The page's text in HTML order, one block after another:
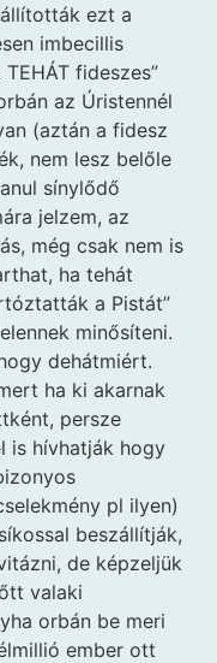
ezt a
imbecillis
fideszes”
az Úristennél
(aztán a fidesz
nem lesz belőle
sínylődő
jelzem, az
még csak nem is
ha tehát
a Pistát”
minősíteni.
dehátmiért.
ha ki akarnak
persze
is hívhatják hogy
pl ilyen)
beszállítják,
de képzeljük
valaki
orbán be meri
ember ott